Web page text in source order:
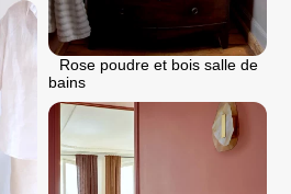
Rose poudre et bois salle de
bains